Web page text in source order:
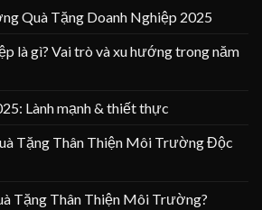
Quà Tặng Doanh Nghiệp 2025
là gì? Vai trò và xu hướng trong năm
Lành mạnh & thiết thực
Tặng Thân Thiện Môi Trường Độc
Tặng Thân Thiện Môi Trường?